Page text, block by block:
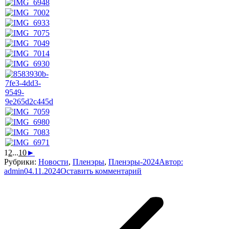
1 2...10►
Рубрики: Новости, Пленэры, Пленэры-2024Автор:
admin04.11.2024Оставить комментарий